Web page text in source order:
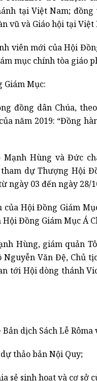
tại Việt Nam;
vũ và Giáo hội tại Việt
viên mới của Hội
mục chính tòa giáo
Giám Mục:
đồng dân Chúa,
năm 2019: “Đồng
Hùng và Đức
dự Thượng Hội
ngày 03 đến ngày 28/
của Hội Đồng Giám
Đồng Giám Mục Á
Hùng, giám quản
Nguyễn Văn Đệ, Chủ
tới Hội dòng thánh
dịch Sách Lễ Rôma
thảo bản Nội Quy;
sẻ sinh hoạt và cơ sở